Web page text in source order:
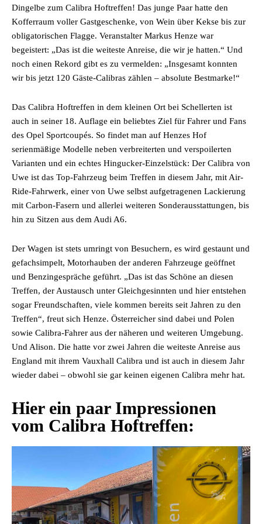
Dingelbe zum Calibra Hoftreffen! Das junge Paar hatte den
Kofferraum voller Gastgeschenke, von Wein über Kekse bis zur
obligatorischen Flagge. Veranstalter Markus Henze war
begeistert: „Das ist die weiteste Anreise, die wir je hatten.“ Und
noch einen Rekord gibt es zu vermelden: „Insgesamt konnten
wir bis jetzt 120 Gäste-Calibras zählen – absolute Bestmarke!“
Das Calibra Hoftreffen in dem kleinen Ort bei Schellerten ist
auch in seiner 18. Auflage ein beliebtes Ziel für Fahrer und Fans
des Opel Sportcoupés. So findet man auf Henzes Hof
serienmäßige Modelle neben verbreiterten und verspoilerten
Varianten und ein echtes Hingucker-Einzelstück: Der Calibra von
Uwe ist das Top-Fahrzeug beim Treffen in diesem Jahr, mit Air-
Ride-Fahrwerk, einer von Uwe selbst aufgetragenen Lackierung
mit Carbon-Fasern und allerlei weiteren Sonderausstattungen, bis
hin zu Sitzen aus dem Audi A6.
Der Wagen ist stets umringt von Besuchern, es wird gestaunt und
gefachsimpelt, Motorhauben der anderen Fahrzeuge geöffnet
und Benzingespräche geführt. „Das ist das Schöne an diesen
Treffen, der Austausch unter Gleichgesinnten und hier entstehen
sogar Freundschaften, viele kommen bereits seit Jahren zu den
Treffen“, freut sich Henze. Österreicher sind dabei und Polen
sowie Calibra-Fahrer aus der näheren und weiteren Umgebung.
Und Alison. Die hatte vor zwei Jahren die weiteste Anreise aus
England mit ihrem Vauxhall Calibra und ist auch in diesem Jahr
wieder dabei – obwohl sie gar keinen eigenen Calibra mehr hat.
Hier ein paar Impressionen
vom Calibra Hoftreffen: